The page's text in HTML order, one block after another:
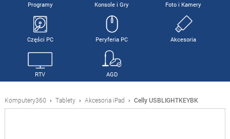
Programy Konsole i Gry Foto i Kamery
Części PC Peryferia PC Akcesoria
RTV AGD
Komputery360 › Tablety › Akcesoria iPad › Celly USBLIGHTKEYBK